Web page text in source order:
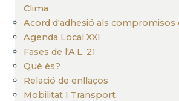
Clima
Acord d'adhesió als compromisos
Agenda Local XXI
Fases de l'A.L. 21
Què és?
Relació de enllaços
Mobilitat I Transport